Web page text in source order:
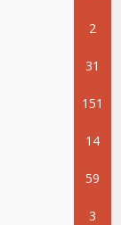
2
31
151
14
59
3